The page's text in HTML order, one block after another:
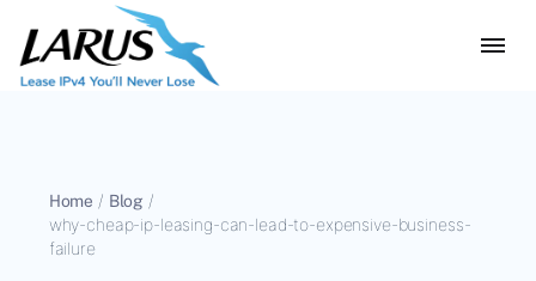
Home / Blog /
why-cheap-ip-leasing-can-lead-to-expensive-business-
failure